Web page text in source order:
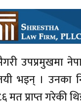
उपप्रमुखमा
भइन् । उनका
मत प्राप्त गरेकी